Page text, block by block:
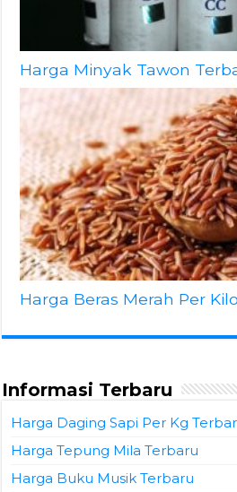
Harga Minyak Tawon
Harga Beras Merah Per
Informasi Terbaru
Harga Daging Sapi Per Kg
Harga Tepung Mila Terbaru
Harga Buku Musik Terbaru